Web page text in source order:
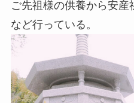
ご先祖様の供養から安産
など行っている。